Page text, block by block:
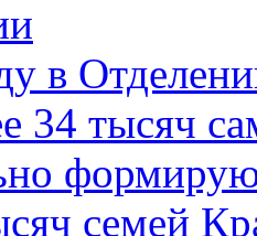
в
34 тысяч
семей